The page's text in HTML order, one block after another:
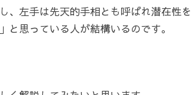
、左手は先天的手相とも呼ばれ潜在性を
思っている人が結構いるのです。